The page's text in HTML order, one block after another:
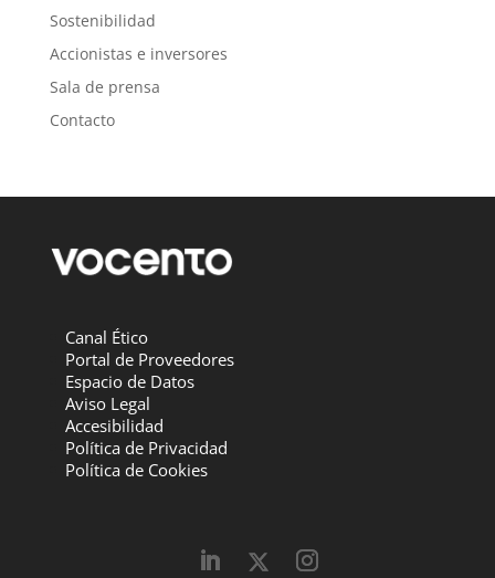
Sostenibilidad
Accionistas e inversores
Sala de prensa
Contacto
Canal Ético
Portal de Proveedores
Espacio de Datos
Aviso Legal
Accesibilidad
Política de Privacidad
Política de Cookies